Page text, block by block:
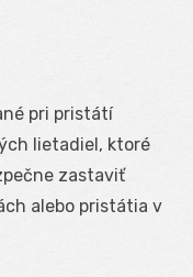
pri pristátí
lietadiel, ktoré
zastaviť
alebo pristátia v